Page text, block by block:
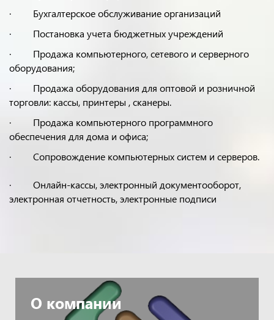
· Бухгалтерское обслуживание организаций
· Постановка учета бюджетных учреждений
· Продажа компьютерного, сетевого и серверного
оборудования;
· Продажа оборудования для оптовой и розничной
торговли: кассы, принтеры , сканеры.
· Продажа компьютерного программного
обеспечения для дома и офиса;
· Сопровождение компьютерных систем и серверов.
· Онлайн-кассы, электронный документооборот,
электронная отчетность, электронные подписи
О компании